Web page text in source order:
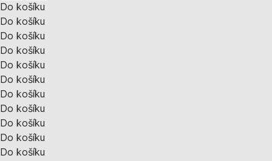
Do košíku
Do košíku
Do košíku
Do košíku
Do košíku
Do košíku
Do košíku
Do košíku
Do košíku
Do košíku
Do košíku